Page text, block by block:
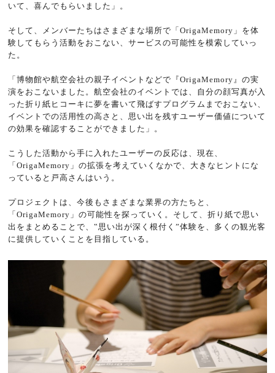
いて、喜んでもらいました」。
そして、メンバーたちはさまざまな場所で「OrigaMemory」を体
験してもらう活動をおこない、サービスの可能性を模索していっ
た。
「博物館や航空会社の親子イベントなどで『OrigaMemory』の実
演をおこないました。航空会社のイベントでは、自分の顔写真が入
った折り紙ヒコーキに夢を書いて飛ばすプログラムまでおこない、
イベントでの活用性の高さと、思い出を残すユーザー価値について
の効果を確認することができました」。
こうした活動から手に入れたユーザーの反応は、現在、
「OrigaMemory」の拡張を考えていくなかで、大きなヒントにな
っていると戸高さんはいう。
プロジェクトは、今後もさまざまな業界の方たちと、
「OrigaMemory」の可能性を探っていく。そして、折り紙で思い
出をまとめることで、‟思い出が深く根付く”体験を、多くの観光客
に提供していくことを目指している。